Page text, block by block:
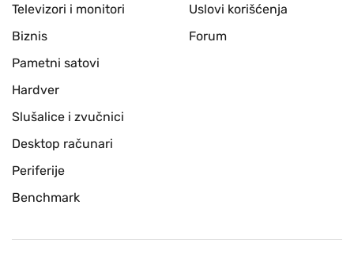
Televizori i monitori
Biznis
Pametni satovi
Hardver
Slušalice i zvučnici
Desktop računari
Periferije
Benchmark
Uslovi korišćenja
Forum